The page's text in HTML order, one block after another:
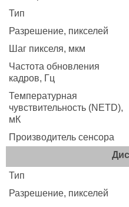
Тип
Разрешение, пикселей
Шаг пикселя, мкм
Частота обновления
кадров, Гц
Температурная
чувствительность (NETD),
мК
Производитель сенсора
Тип
Разрешение, пикселей